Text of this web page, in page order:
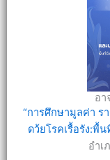
อา
“การศึกษามูลค่า ร
ดว้ยโรคเรื้อรัง:พื้
อำเ